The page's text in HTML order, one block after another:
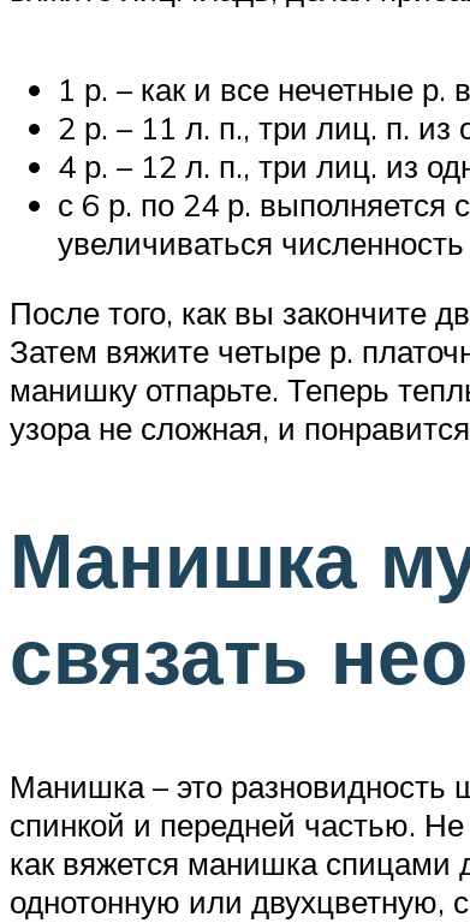
1 р. – как и все нечетные р.
2 р. – 11 л. п., три лиц. п. из
4 р. – 12 л. п., три лиц. из
с 6 р. по 24 р. выполняется
увеличиваться
После того, как вы закончите
Затем вяжите четыре р.
манишку отпарьте. Теперь
узора не сложная, и
Манишка
связать
Манишка – это разновидность
спинкой и передней частью.
как вяжется манишка
однотонную или двухцветную,